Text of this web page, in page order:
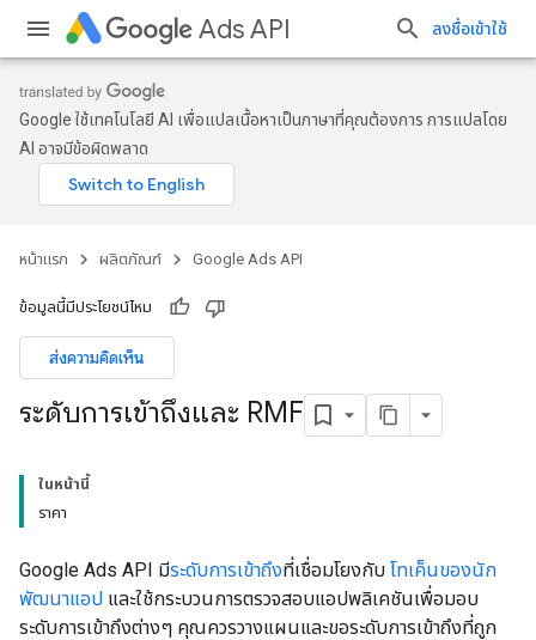
Ads API ลงชื่อเข้าใช้
Google ใช้เทคโนโลยี AI เพื่อแปลเนื้อหาเป็นภาษาที่คุณต้องการ การแปลโดย
AI อาจมีข้อผิดพลาด
หน้าแรก ผลิตภัณฑ์ Google Ads API
ข้อมูลนี้มีประโยชน์ไหม
ส่งความคิดเห็น
ระดับการเข้าถึงและ RMF
ในหน้านี้
ราคา
Google Ads API มีระดับการเข้าถึงที่เชื่อมโยงกับ โทเค็นของนัก
พัฒนาแอป และใช้กระบวนการตรวจสอบแอปพลิเคชันเพื่อมอบ
ระดับการเข้าถึงต่างๆ คุณควรวางแผนและขอระดับการเข้าถึงที่ถูก